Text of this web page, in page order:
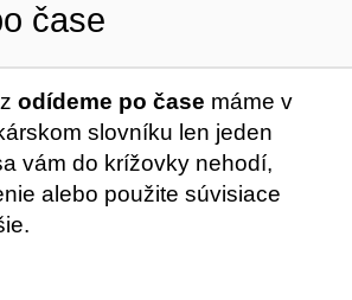
čase
odídeme po čase máme v
slovníku len jeden
vám do krížovky nehodí,
alebo použite súvisiace